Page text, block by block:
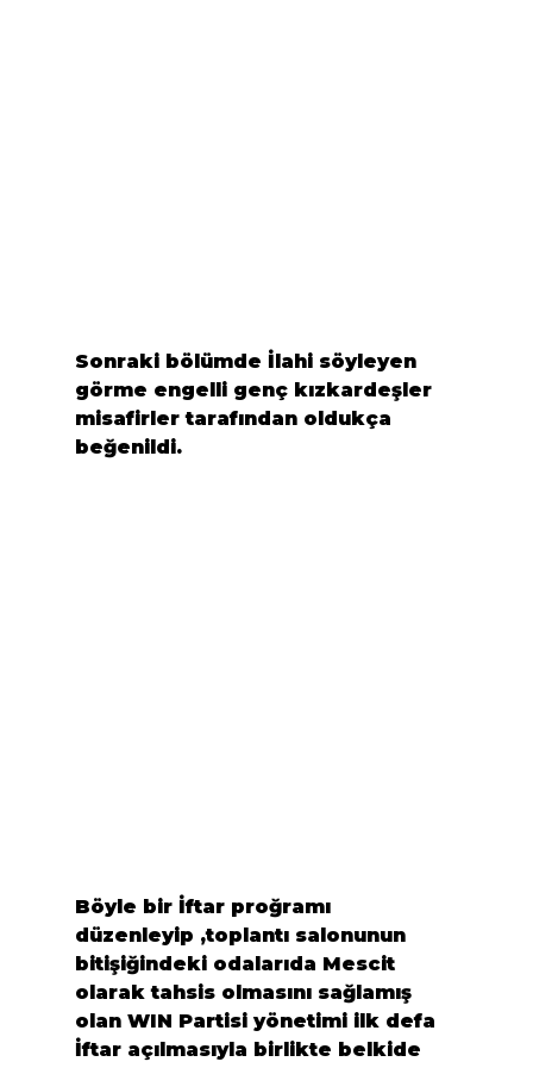
Sonraki bölümde İlahi söyleyen
görme engelli genç kızkardeşler
misafirler tarafından oldukça
beğenildi.
Böyle bir İftar proğramı
düzenleyip ,toplantı salonunun
bitişiğindeki odalarıda Mescit
olarak tahsis olmasını sağlamış
olan WIN Partisi yönetimi ilk defa
İftar açılmasıyla birlikte belkide